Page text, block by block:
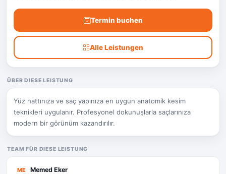
Termin buchen
Alle Leistungen
ÜBER DIESE LEISTUNG
Yüz hattınıza ve saç yapınıza en uygun anatomik kesim
teknikleri uygulanır. Profesyonel dokunuşlarla saçlarınıza
modern bir görünüm kazandırılır.
TEAM FÜR DIESE LEISTUNG
ME Memed Eker